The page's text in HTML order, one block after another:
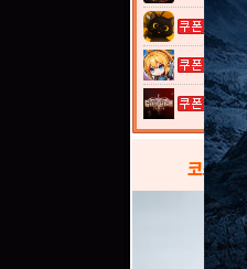
고양
여전
그레
코스프